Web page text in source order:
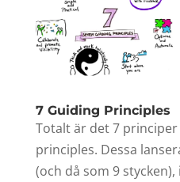
7 Guiding Principles
Totalt är det 7
principles. Dessa
(och då som 9